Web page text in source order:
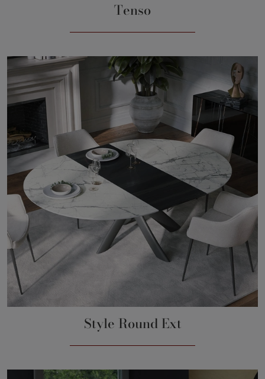
Tenso
Style Round Ext